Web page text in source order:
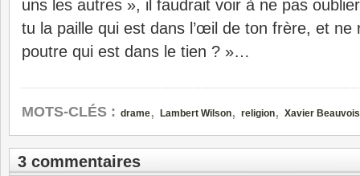
uns les autres », il faudrait voir à ne pas
tu la paille qui est dans l’œil de ton frère, et ne
poutre qui est dans le tien ? »…
MOTS-CLÉS : drame, Lambert Wilson, religion, Xavier Beauvois
3 commentaires